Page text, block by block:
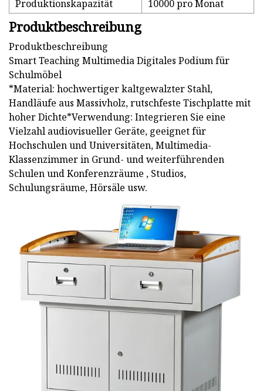
Produktionskapazität
10000 pro Monat
Produktbeschreibung
Produktbeschreibung
Smart Teaching Multimedia Digitales Podium für
Schulmöbel
*Material: hochwertiger kaltgewalzter Stahl,
Handläufe aus Massivholz, rutschfeste Tischplatte mit
hoher Dichte*Verwendung: Integrieren Sie eine
Vielzahl audiovisueller Geräte, geeignet für
Hochschulen und Universitäten, Multimedia-
Klassenzimmer in Grund- und weiterführenden
Schulen und Konferenzräume , Studios,
Schulungsräume, Hörsäle usw.